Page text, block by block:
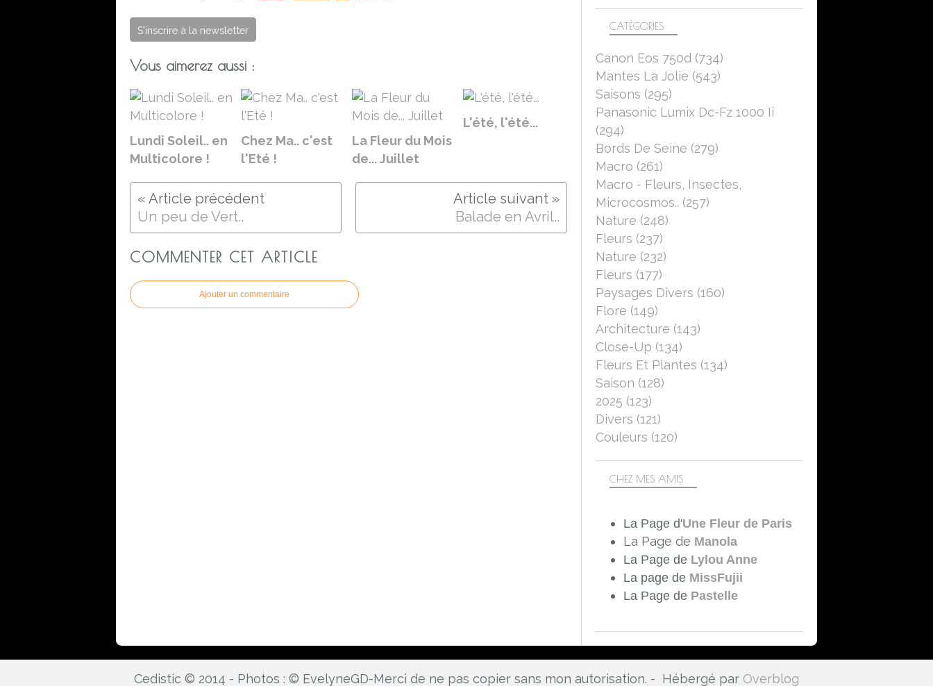
S'inscrire à la newsletter
Vous aimerez aussi :
Lundi Soleil.. en
Multicolore !
Chez Ma.. c'est
l'Eté !
La Fleur du Mois
de... Juillet
L'été, l'été...
Un peu de Vert.. Balade en Avril..
COMMENTER CET ARTICLE
Ajouter un commentaire
CATÉGORIES
Canon Eos 750d (734)
Mantes La Jolie (543)
Saisons (295)
Panasonic Lumix Dc-Fz 1000 Ii
(294)
Bords De Seine (279)
Macro (261)
Macro - Fleurs, Insectes,
Microcosmos.. (257)
Nature (248)
Fleurs (237)
Nature (232)
Fleurs (177)
Paysages Divers (160)
Flore (149)
Architecture (143)
Close-Up (134)
Fleurs Et Plantes (134)
Saison (128)
2025 (123)
Divers (121)
Couleurs (120)
CHEZ MES AMIS
La Page d'Une Fleur de Paris
La Page de Manola
La Page de Lylou Anne
La page de MissFujii
La Page de Pastelle
Cedistic © 2014 - Photos : © EvelyneGD-Merci de ne pas copier sans mon autorisation. - Hébergé par Overblog